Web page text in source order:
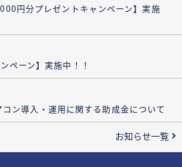
円分プレゼントキャンペーン】実施
ペーン】実施中！！
ン導入・運用に関する助成金について
お知らせ一覧